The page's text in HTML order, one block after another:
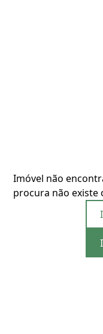
Imóvel não
procura não